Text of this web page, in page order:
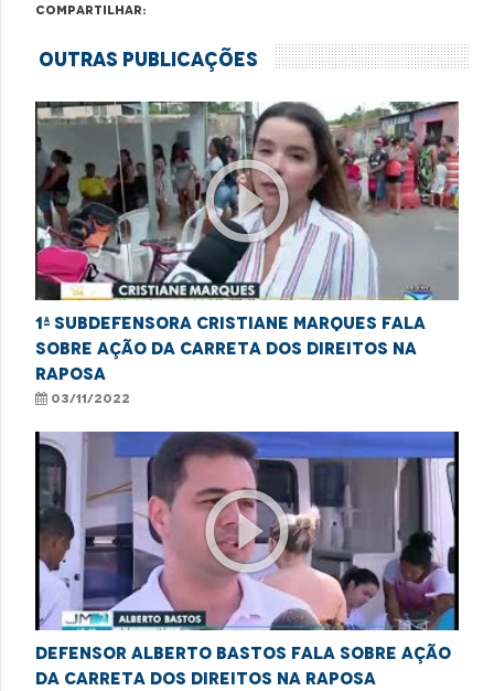
Compartilhar:
Outras Publicações
play_circle_outline
1ª Subdefensora Cristiane Marques fala
sobre ação da carreta dos direitos na
Raposa
03/11/2022
play_circle_outline
Defensor Alberto Bastos fala sobre ação
da carreta dos direitos na Raposa